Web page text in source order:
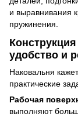
и выравнивания
пружинения.
удобство и
Наковальня
практические
Рабочая
выполняют